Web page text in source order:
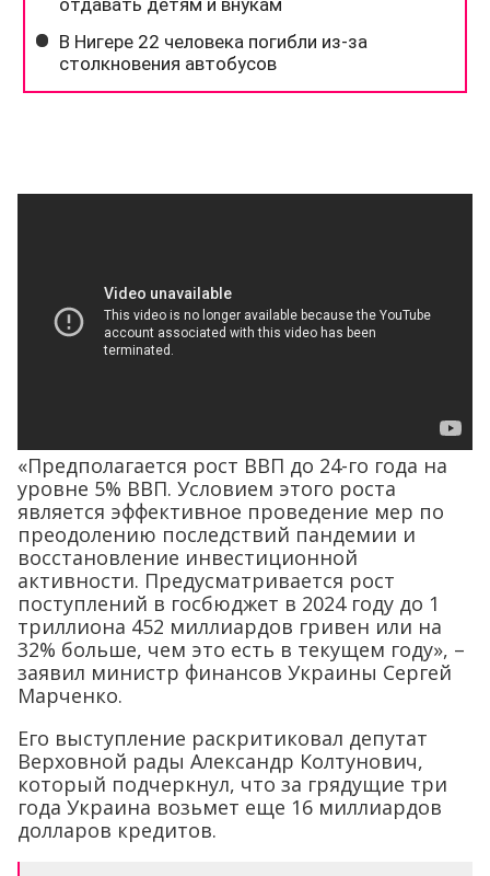
«Предполагается рост ВВП до 24-го года на
уровне 5% ВВП. Условием этого роста
является эффективное проведение мер по
преодолению последствий пандемии и
восстановление инвестиционной
активности. Предусматривается рост
поступлений в госбюджет в 2024 году до 1
триллиона 452 миллиардов гривен или на
32% больше, чем это есть в текущем году», –
заявил министр финансов Украины Сергей
Марченко.
Его выступление раскритиковал депутат
Верховной рады Александр Колтунович,
который подчеркнул, что за грядущие три
года Украина возьмет еще 16 миллиардов
долларов кредитов.